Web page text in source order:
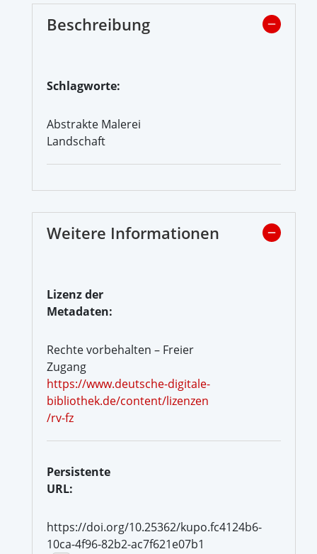
Beschreibung
Schlagworte:
Abstrakte Malerei
Landschaft
Weitere Informationen
Lizenz der
Metadaten:
Rechte vorbehalten – Freier
Zugang
https://www.deutsche-digitale-
bibliothek.de/content/lizenzen
/rv-fz
Persistente
URL:
https://doi.org/10.25362/kupo.fc4124b6-
10ca-4f96-82b2-ac7f621e07b1